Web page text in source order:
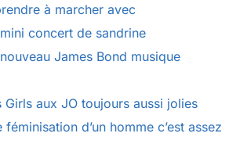
à marcher avec
concert de sandrine
James Bond musique
Girls aux JO toujours aussi jolies
féminisation d’un homme c’est assez